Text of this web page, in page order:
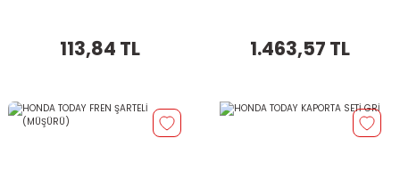
113,84 TL 1.463,57 TL